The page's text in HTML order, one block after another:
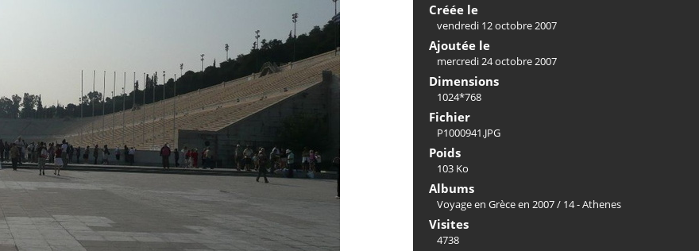
Créée le
vendredi 12 octobre 2007
Ajoutée le
mercredi 24 octobre 2007
Dimensions
1024*768
Fichier
P1000941.JPG
Poids
103 Ko
Albums
Voyage en Grèce en 2007/ 14 - Athenes
Visites
4738